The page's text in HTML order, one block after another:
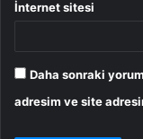
İnternet sitesi
Daha sonraki
adresim ve site